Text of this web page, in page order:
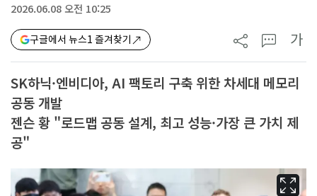
2026.06.08 오전 10:25
구글에서 뉴스1 즐겨찾기 가
SK하닉·엔비디아, AI 팩토리 구축 위한 차세대 메모리
공동 개발
젠슨 황 "로드맵 공동 설계, 최고 성능·가장 큰 가치 제
공"